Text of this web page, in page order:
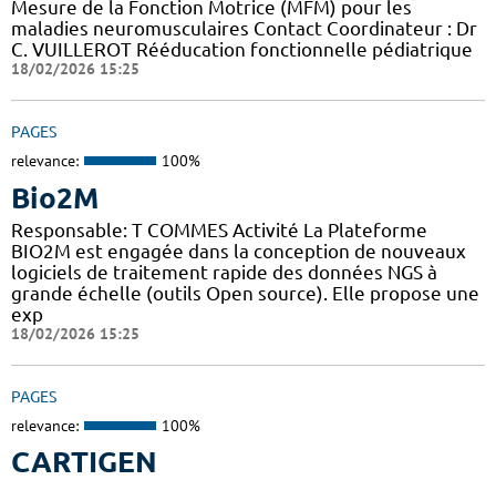
Mesure de la Fonction Motrice (MFM) pour les
maladies neuromusculaires Contact Coordinateur : Dr
C. VUILLEROT Rééducation fonctionnelle pédiatrique
18/02/2026 15:25
PAGES
relevance: 100%
Bio2M
Responsable: T COMMES Activité La Plateforme
BIO2M est engagée dans la conception de nouveaux
logiciels de traitement rapide des données NGS à
grande échelle (outils Open source). Elle propose une
exp
18/02/2026 15:25
PAGES
relevance: 100%
CARTIGEN